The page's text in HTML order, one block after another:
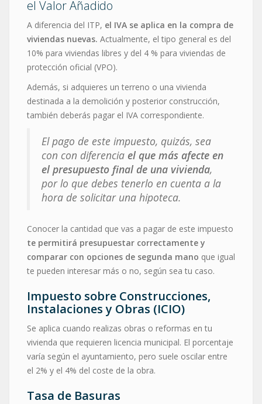
el Valor Añadido
A diferencia del ITP, el IVA se aplica en la compra de
viviendas nuevas. Actualmente, el tipo general es del
10% para viviendas libres y del 4 % para viviendas de
protección oficial (VPO).
Además, si adquieres un terreno o una vivienda
destinada a la demolición y posterior construcción,
también deberás pagar el IVA correspondiente.
El pago de este impuesto, quizás, sea
con con diferencia el que más afecte en
el presupuesto final de una vivienda,
por lo que debes tenerlo en cuenta a la
hora de solicitar una hipoteca.
Conocer la cantidad que vas a pagar de este impuesto
te permitirá presupuestar correctamente y
comparar con opciones de segunda mano que igual
te pueden interesar más o no, según sea tu caso.
Impuesto sobre Construcciones,
Instalaciones y Obras (ICIO)
Se aplica cuando realizas obras o reformas en tu
vivienda que requieren licencia municipal. El porcentaje
varía según el ayuntamiento, pero suele oscilar entre
el 2% y el 4% del coste de la obra.
Tasa de Basuras